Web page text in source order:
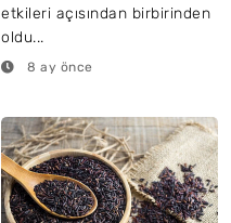
etkileri açısından birbirinden
oldu...
8 ay önce